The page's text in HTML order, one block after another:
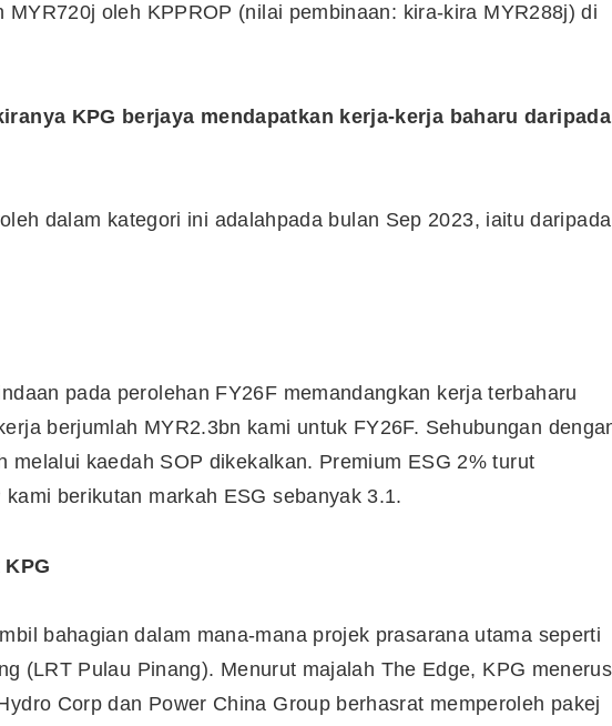
oleh KPPROP (nilai pembinaan: kira-kira MYR288j) di
KPG berjaya mendapatkan kerja-kerja baharu daripada
dalam kategori ini adalahpada bulan Sep 2023, iaitu daripada
pada perolehan FY26F memandangkan kerja terbaharu
berjumlah MYR2.3bn kami untuk FY26F. Sehubungan
melalui kaedah SOP dikekalkan. Premium ESG 2% turut
berikutan markah ESG sebanyak 3.1.
bahagian dalam mana-mana projek prasarana utama seperti
(LRT Pulau Pinang). Menurut majalah The Edge, KPG
Corp dan Power China Group berhasrat memperoleh pakej
Dalam
Syarikat Yang Beri Dividen
Tertinggi Di Bursa Malaysia